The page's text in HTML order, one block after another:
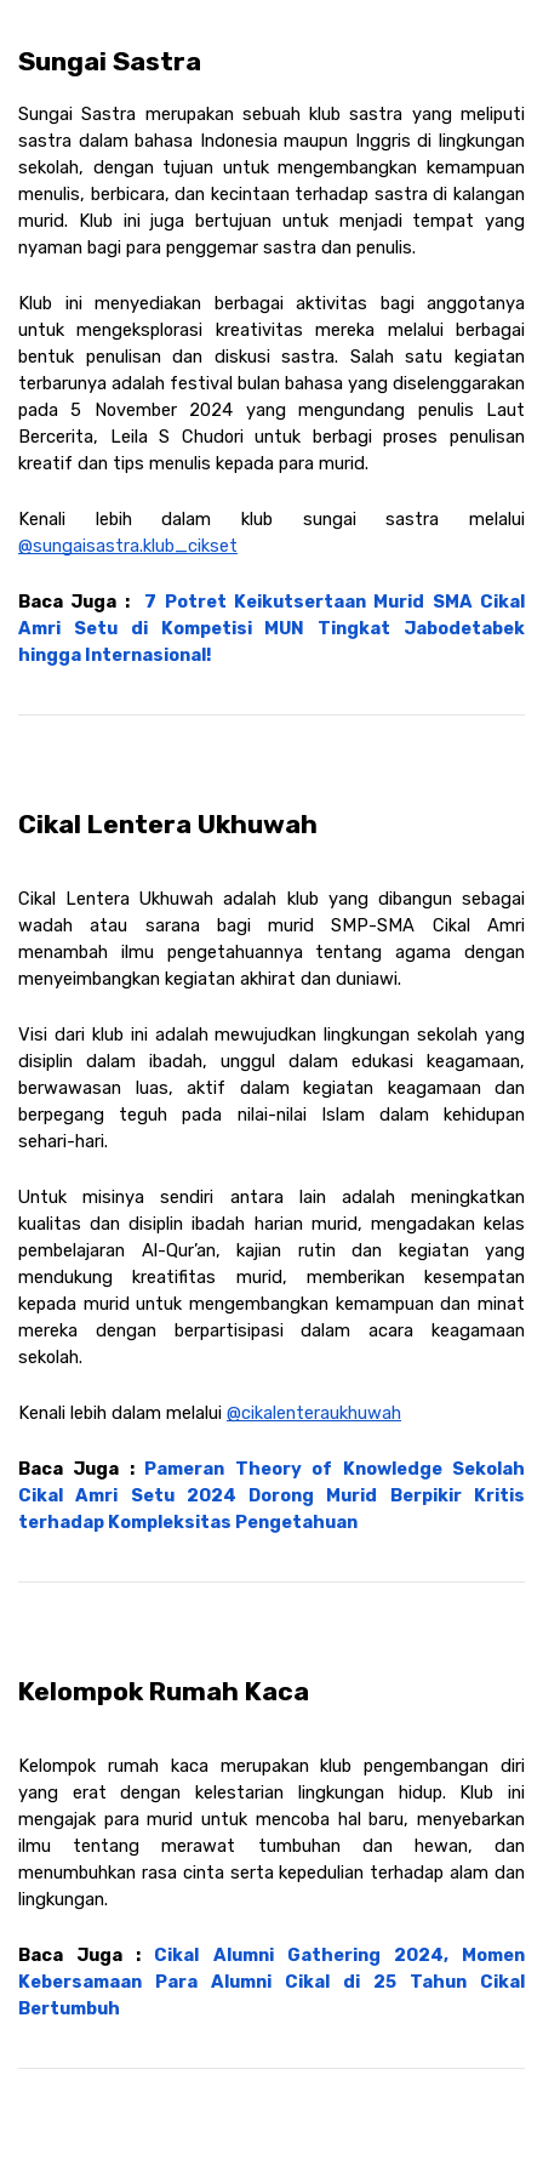
Sungai Sastra
Sungai Sastra merupakan sebuah klub sastra yang meliputi
sastra dalam bahasa Indonesia maupun Inggris di lingkungan
sekolah, dengan tujuan untuk mengembangkan kemampuan
menulis, berbicara, dan kecintaan terhadap sastra di kalangan
murid. Klub ini juga bertujuan untuk menjadi tempat yang
nyaman bagi para penggemar sastra dan penulis.
Klub ini menyediakan berbagai aktivitas bagi anggotanya
untuk mengeksplorasi kreativitas mereka melalui berbagai
bentuk penulisan dan diskusi sastra. Salah satu kegiatan
terbarunya adalah festival bulan bahasa yang diselenggarakan
pada 5 November 2024 yang mengundang penulis Laut
Bercerita, Leila S Chudori untuk berbagi proses penulisan
kreatif dan tips menulis kepada para murid.
@sungaisastra.klub_cikset
Baca Juga : 7 Potret Keikutsertaan Murid SMA Cikal
Amri Setu di Kompetisi MUN Tingkat Jabodetabek
hingga Internasional!
Cikal Lentera Ukhuwah
Cikal Lentera Ukhuwah adalah klub yang dibangun sebagai
wadah atau sarana bagi murid SMP-SMA Cikal Amri
menambah ilmu pengetahuannya tentang agama dengan
menyeimbangkan kegiatan akhirat dan duniawi.
Visi dari klub ini adalah mewujudkan lingkungan sekolah yang
disiplin dalam ibadah, unggul dalam edukasi keagamaan,
berwawasan luas, aktif dalam kegiatan keagamaan dan
berpegang teguh pada nilai-nilai Islam dalam kehidupan
sehari-hari.
Untuk misinya sendiri antara lain adalah meningkatkan
kualitas dan disiplin ibadah harian murid, mengadakan kelas
pembelajaran Al-Qur’an, kajian rutin dan kegiatan yang
mendukung kreatifitas murid, memberikan kesempatan
kepada murid untuk mengembangkan kemampuan dan minat
mereka dengan berpartisipasi dalam acara keagamaan
sekolah.
Kenali lebih dalam melalui @cikalenteraukhuwah
Baca Juga : Pameran Theory of Knowledge Sekolah
Cikal Amri Setu 2024 Dorong Murid Berpikir Kritis
terhadap Kompleksitas Pengetahuan
Kelompok Rumah Kaca
Kelompok rumah kaca merupakan klub pengembangan diri
yang erat dengan kelestarian lingkungan hidup. Klub ini
mengajak para murid untuk mencoba hal baru, menyebarkan
ilmu tentang merawat tumbuhan dan hewan, dan
menumbuhkan rasa cinta serta kepedulian terhadap alam dan
lingkungan.
Baca Juga : Cikal Alumni Gathering 2024, Momen
Kebersamaan Para Alumni Cikal di 25 Tahun Cikal
Bertumbuh